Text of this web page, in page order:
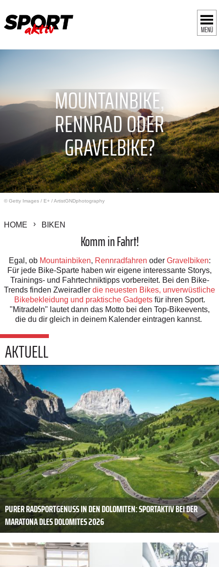
MENÜ
© Getty Images / E+ / ArtistGNDphotography
MOUNTAINBIKE,
RENNRAD ODER
GRAVELBIKE?
HOME BIKEN
Komm in Fahrt!
Egal, ob Mountainbiken, Rennradfahren oder Gravelbiken:
Für jede Bike-Sparte haben wir eigene interessante Storys,
Trainings- und Fahrtechniktipps vorbereitet. Bei den Bike-
Trends finden Zweiradler die neuesten Bikes, unverwüstliche
Bikebekleidung und praktische Gadgetsfür ihren Sport.
"Mitradeln" lautet dann das Motto bei den Top-Bikeevents,
die du dir gleich in deinem Kalender eintragen kannst.
AKTUELL
PURER RADSPORTGENUSS IN DEN DOLOMITEN: SPORTAKTIV BEI DER
MARATONA DLES DOLOMITES 2026